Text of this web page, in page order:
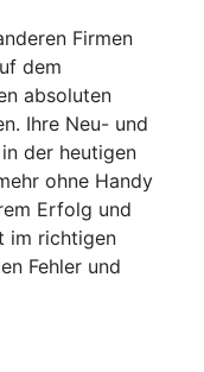
Firmen
dem
absoluten
Ihre Neu- und
der heutigen
ohne Handy
Erfolg und
im richtigen
Fehler und